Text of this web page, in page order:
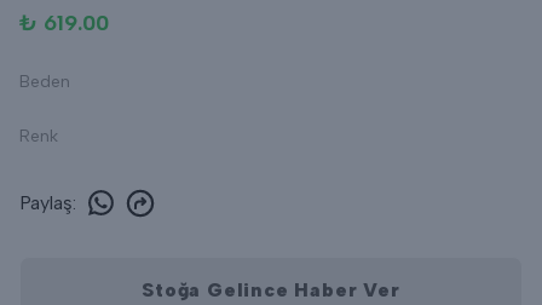
₺ 619.00
Beden
Renk
Paylaş:
Stoğa Gelince Haber Ver